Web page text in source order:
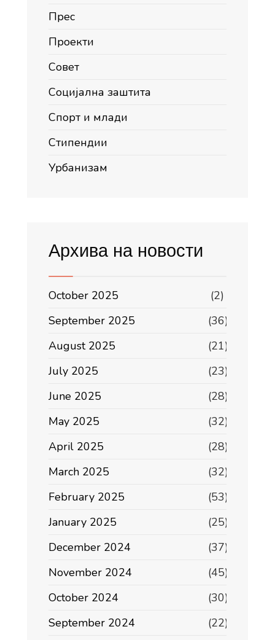
Прес
Проекти
Совет
Социјална заштита
Спорт и млади
Стипендии
Урбанизам
Архива на новости
October 2025
(2)
September 2025
(36)
August 2025
(21)
July 2025
(23)
June 2025
(28)
May 2025
(32)
April 2025
(28)
March 2025
(32)
February 2025
(53)
January 2025
(25)
December 2024
(37)
November 2024
(45)
October 2024
(30)
September 2024
(22)